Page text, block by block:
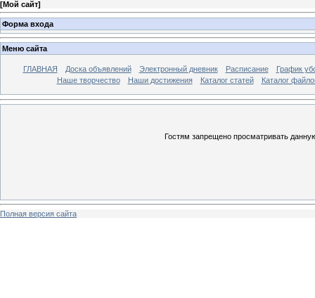
[Мой сайт]
Форма входа
Меню сайта
ГЛАВНАЯ Доска объявлений Электронный дневник Расписание
График
Наше творчество
Наши достижения Каталог статей Каталог
Гостям запрещено просматривать
Полная версия сайта